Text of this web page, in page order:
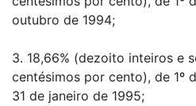
outubro de 1994;
3. 18,66% (dezoito inteiros e
centésimos por cento), de 1º
31 de janeiro de 1995;